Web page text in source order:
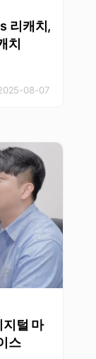
리캐치,
치
08-07
지털 마
스